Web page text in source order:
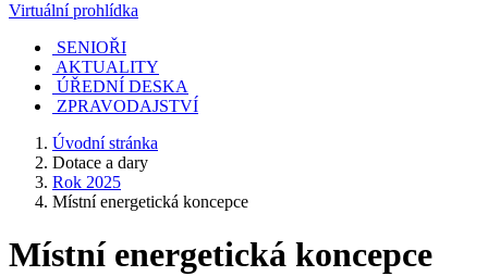
Virtuální prohlídka
SENIOŘI
AKTUALITY
ÚŘEDNÍ DESKA
ZPRAVODAJSTVÍ
Úvodní stránka
Dotace a dary
Rok 2025
Místní energetická koncepce
Místní energetická koncepce